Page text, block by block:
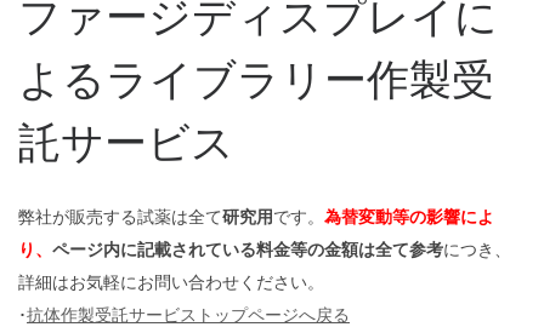
ファージディスプレイに
よるライブラリー作製受
託サービス
弊社が販売する試薬は全て研究用です。 為替変動等の影響によ
り、 ページ内に記載されている料金等の金額は全て参考につき、
詳細はお気軽にお問い合わせください。
･抗体作製受託サービストップページへ戻る